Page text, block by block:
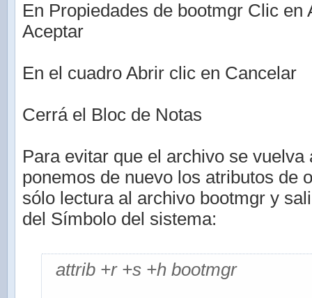
En Propiedades de bootmgr Clic en
Aceptar
En el cuadro Abrir clic en Cancelar
Cerrá el Bloc de Notas
Para evitar que el archivo se vuelva
ponemos de nuevo los atributos de
sólo lectura al archivo bootmgr y
del Símbolo del sistema:
attrib +r +s +h bootmgr